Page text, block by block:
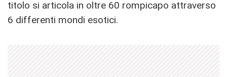
titolo si articola in oltre 60 rompicapo attraverso
6 differenti mondi esotici.